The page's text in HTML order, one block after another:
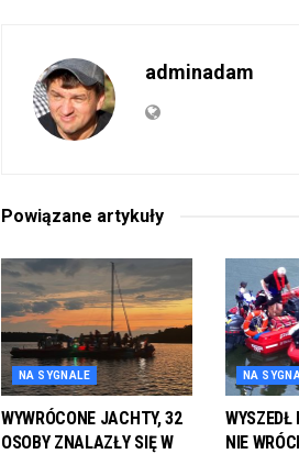
adminadam
Powiązane artykuły
NA SYGNALE
WYWRÓCONE JACHTY, 32
OSOBY ZNALAZŁY SIĘ W
NA
WYSZEDŁ
NIE